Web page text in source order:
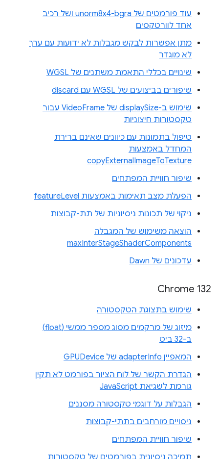
עוד פורמטים של unorm8x4-bgra ושל רכיב
אחד לוורטקסים
מתן אפשרות לבקש מגבלות לא ידועות עם ערך
לא מוגדר
שינויים בכללי התאמת משתנים של WGSL
שיפורים בביצועים של WGSL עם discard
שימוש ב-displaySize של VideoFrame עבור
טקסטורות חיצוניות
טיפול בתמונות עם כיוונים שאינם ברירת
המחדל באמצעות
copyExternalImageToTexture
שיפור חוויית המפתחים
הפעלת מצב תאימות באמצעות featureLevel
ניקוי של תכונות ניסיוניות של תת-קבוצות
הוצאה משימוש של המגבלה
maxInterStageShaderComponents
עדכונים של Dawn
Chrome 132
שימוש בתצוגת הטקסטורה
מיזוג של מרקמים מסוג מספר ממשי (float)
ב-32 ביט
המאפיין adapterInfo של GPUDevice
הגדרת הקשר של לוח הציור בפורמט לא תקין
גורמת לשגיאת JavaScript
הגבלות על דוגמי טקסטורה מסננים
ניסויים מורחבים בתתי-קבוצות
שיפור חוויית המפתחים